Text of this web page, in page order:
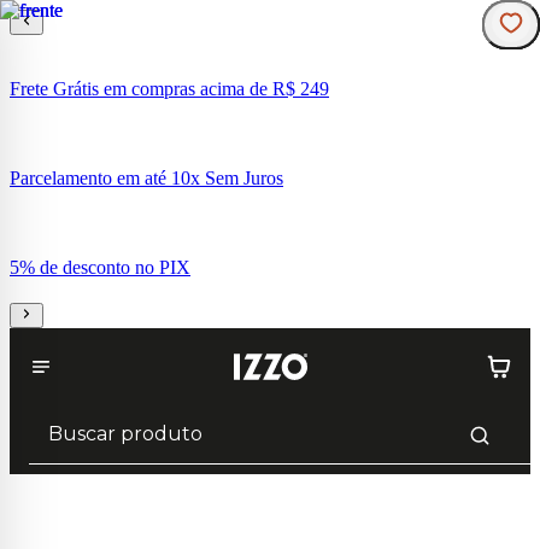
Frete Grátis em compras acima de R$ 249
Parcelamento em até 10x Sem Juros
5% de desconto no PIX